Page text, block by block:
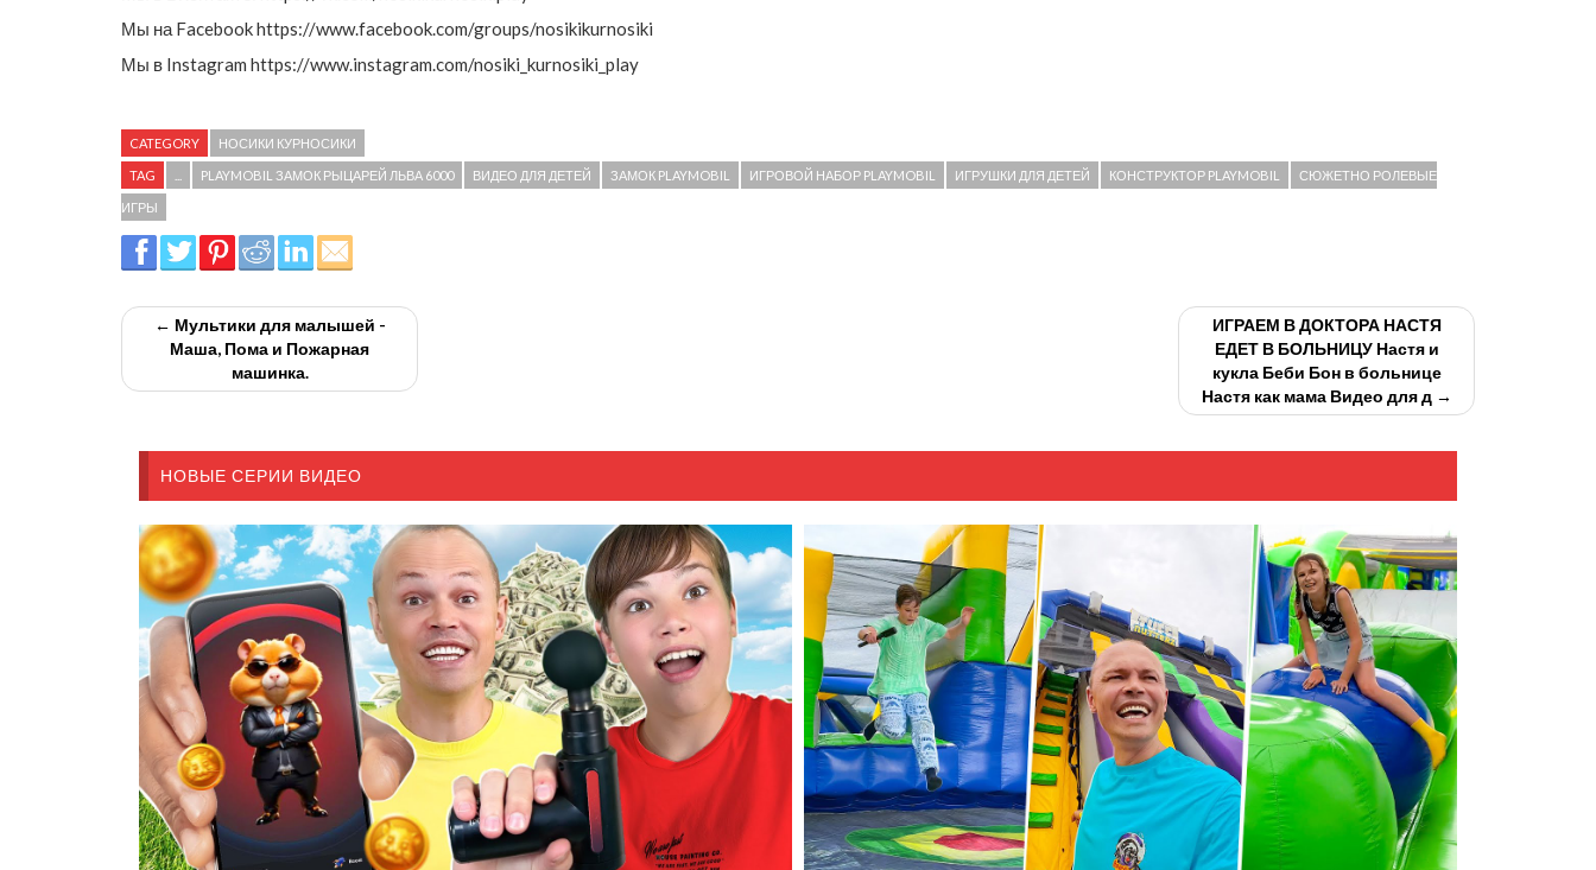
Мы на Facebook https://www.facebook.com/groups/nosikikurnosiki
Мы в Instagram https://www.instagram.com/nosiki_kurnosiki_play
CATEGORY НОСИКИ КУРНОСИКИ
TAG PLAYMOBIL ЗАМОК РЫЦАРЕЙ ЛЬВА 6000 ВИДЕО ДЛЯ ДЕТЕЙ ЗАМОК PLAYMOBIL ИГРОВОЙ НАБОР PLAYMOBIL ИГРУШКИ ДЛЯ ДЕТЕЙ КОНСТРУКТОР PLAYMOBIL СЮЖЕТНО РОЛЕВЫЕ
ИГРЫ
← Мультики для малышей -
Маша, Пома и Пожарная
машинка.
ИГРАЕМ В ДОКТОРА НАСТЯ
ЕДЕТ В БОЛЬНИЦУ Настя и
кукла Беби Бон в больнице
Настя как мама Видео для д →
НОВЫЕ СЕРИИ ВИДЕО